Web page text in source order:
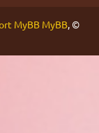
MyBB MyBB, ©